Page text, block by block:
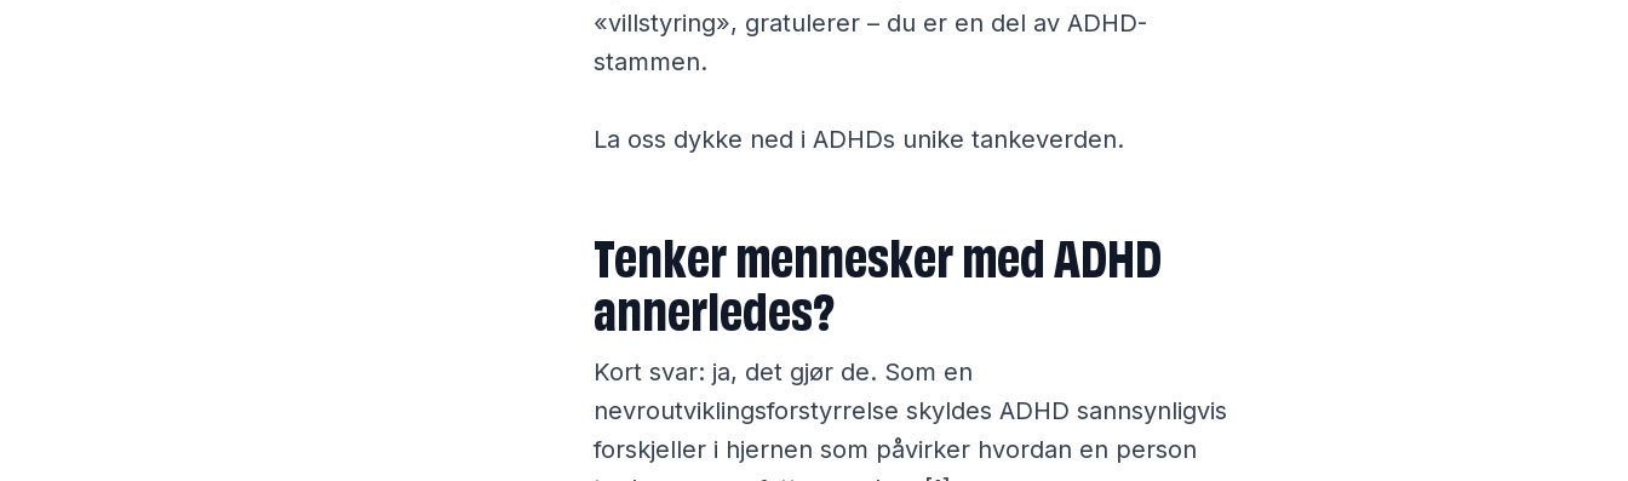
«villstyring», gratulerer – du er en del av ADHD-
stammen.
La oss dykke ned i ADHDs unike tankeverden.
Tenker mennesker med ADHD
annerledes?
Kort svar: ja, det gjør de. Som en
nevroutviklingsforstyrrelse skyldes ADHD sannsynligvis
forskjeller i hjernen som påvirker hvordan en person